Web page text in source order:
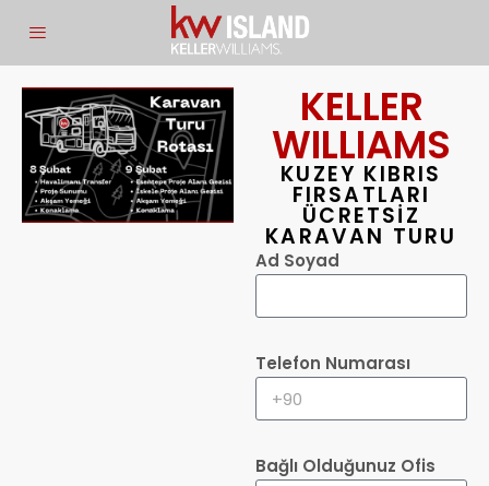
KELLER
WILLIAMS
KUZEY KIBRIS
FIRSATLARI
ÜCRETSİZ
KARAVAN TURU
Ad Soyad
Telefon Numarası
Bağlı Olduğunuz Ofis